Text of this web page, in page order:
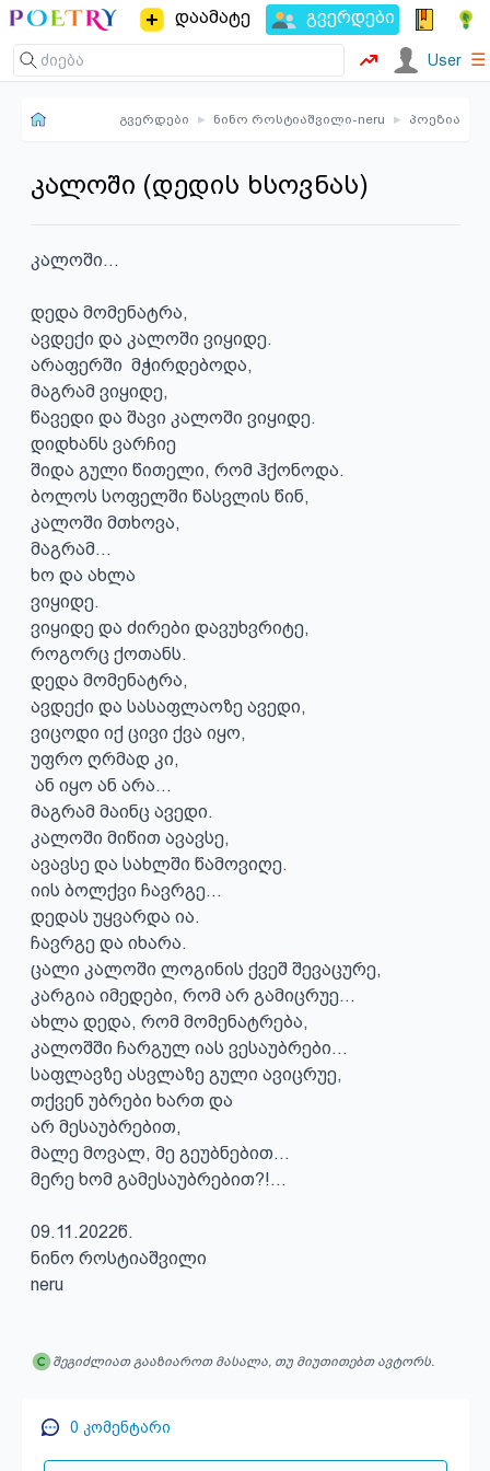
დაამატე გვერდები
User ☰
გვერდები ▸ ნინო როსტიაშვილი-neru ▸ პოეზია
კალოში (დედის ხსოვნას)
კალოში...
დედა მომენატრა,
ავდექი და კალოში ვიყიდე.
არაფერში  მჭირდებოდა,
მაგრამ ვიყიდე,
წავედი და შავი კალოში ვიყიდე.
დიდხანს ვარჩიე
შიდა გული წითელი, რომ ჰქონოდა.
ბოლოს სოფელში წასვლის წინ,
კალოში მთხოვა,
მაგრამ...
ხო და ახლა
ვიყიდე.
ვიყიდე და ძირები დავუხვრიტე,
როგორც ქოთანს.
დედა მომენატრა,
ავდექი და სასაფლაოზე ავედი,
ვიცოდი იქ ცივი ქვა იყო,
უფრო ღრმად კი,
მაგრამ მაინც ავედი.
კალოში მიწით ავავსე,
ავავსე და სახლში წამოვიღე.
იის ბოლქვი ჩავრგე...
დედას უყვარდა ია.
ჩავრგე და იხარა.
ცალი კალოში ლოგინის ქვეშ შევაცურე,
კარგია იმედები, რომ არ გამიცრუე...
ახლა დედა, რომ მომენატრება,
კალოშში ჩარგულ იას ვესაუბრები...
საფლავზე ასვლაზე გული ავიცრუე,
თქვენ უბრები ხართ და
არ მესაუბრებით,
მალე მოვალ, მე გეუბნებით...
მერე ხომ გამესაუბრებით?!...
09.11.2022წ.
ნინო როსტიაშვილი
neru
შეგიძლიათ გააზიაროთ მასალა, თუ მიუთითებთ ავტორს.
0 კომენტარი